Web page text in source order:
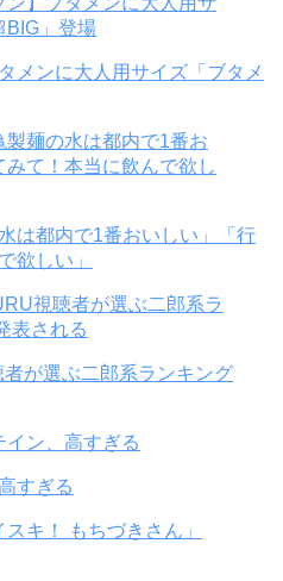
メンに大人用サイズ「ブタメ
は都内で1番おいしい」「行
欲しい」
者が選ぶ二郎系ランキング
すぎる